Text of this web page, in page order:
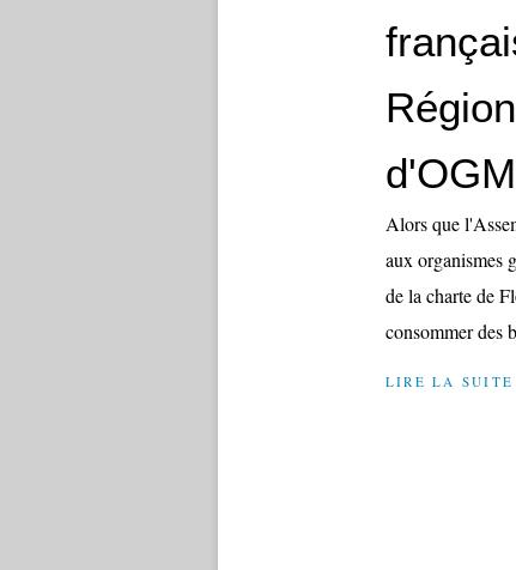
d'OGM
Alors que
aux organismes
de la charte de
consommer des
LIRE LA SUITE